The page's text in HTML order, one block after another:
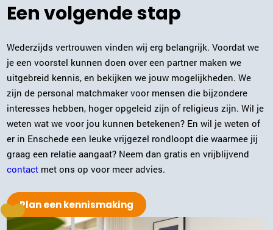
Een volgende stap
Wederzijds vertrouwen vinden wij erg belangrijk. Voordat we
je een voorstel kunnen doen over een partner maken we
uitgebreid kennis, en bekijken we jouw mogelijkheden. We
zijn de personal matchmaker voor mensen die bijzondere
interesses hebben, hoger opgeleid zijn of religieus zijn. Wil je
weten wat we voor jou kunnen betekenen? En wil je weten of
er in Enschede een leuke vrijgezel rondloopt die waarmee jij
graag een relatie aangaat? Neem dan gratis en vrijblijvend
contact met ons op voor meer advies.
Plan een kennismaking
Arnhem
email
Plan kennismaking
Gerdien Sabee-Morsink
Enschede
053-2032008|email
Plan kennismaking
Sonja Karsten
Zwolle